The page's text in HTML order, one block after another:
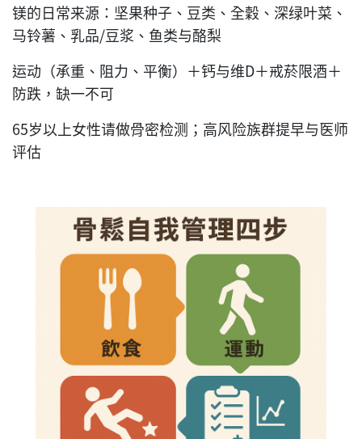
镁的日常来源：坚果种子、豆类、全穀、深绿叶菜、
马铃薯、乳品/豆浆、鱼类与酪梨
运动（承重、阻力、平衡）＋钙与维D＋戒菸限酒＋
防跌，缺一不可
65岁以上女性请做骨密检测；高风险族群提早与医师
评估